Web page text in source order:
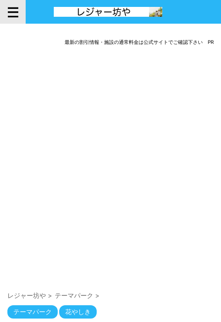
最新の割引情報・施設の通常料金は公式サイトでご確認下さい PR
レジャー坊や > テーマパーク >
テーマパーク 花やしき